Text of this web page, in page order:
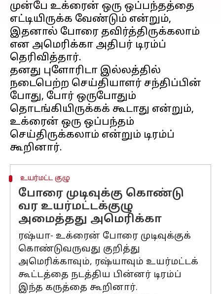
முன்பே உக்ரைன் ஒரு ஒப்பந்தத்தை
எட்டியிருக்க வேண்டும் என்றும்,
இதனால் போரை தவிர்த்திருக்கலாம்
என அமெரிக்கா அதிபர் டிரம்ப்
தெரிவித்தார்.
தனது புளோரிடா இல்லத்தில்
நடைபெற்ற செய்தியாளர் சந்திப்பின்
போது, ​​போர் ஒருபோதும்
தொடங்கியிருக்கக் கூடாது என்றும்,
உக்ரைன் ஒரு ஒப்பந்தம்
செய்திருக்கலாம் என்றும் டிரம்ப்
உயர்மட்ட குழு
போரை முடிவுக்கு கொண்டு
வர உயர்மட்டக்குழு
அமைத்தது அமெரிக்கா
ரஷ்யா- உக்ரைன் போரை முடிவுக்குக்
கொண்டுவருவது குறித்து
அமெரிக்காவும், ரஷ்யாவும் உயர்மட்டக்
கூட்டத்தை நடத்திய பின்னர் டிரம்ப்
இந்த கருத்தை கூறினார்.